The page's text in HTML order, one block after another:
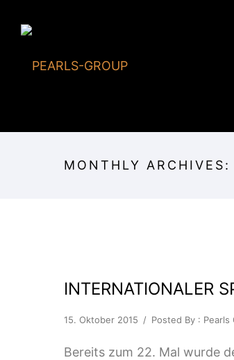
MONTHLY ARCHIVES:
INTERNATIONALER
15. Oktober 2015 / Posted By : Pearls
Bereits zum 22. Mal wurde